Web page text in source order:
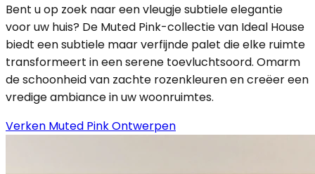
Bent u op zoek naar een vleugje subtiele elegantie
voor uw huis? De Muted Pink-collectie van Ideal House
biedt een subtiele maar verfijnde palet die elke ruimte
transformeert in een serene toevluchtsoord. Omarm
de schoonheid van zachte rozenkleuren en creëer een
vredige ambiance in uw woonruimtes.
Verken Muted Pink Ontwerpen